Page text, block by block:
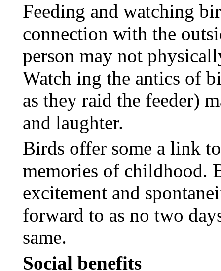
Feeding and watching
connection with the
person may not
Watch ing the antics of
as they raid the feeder)
and laughter.
Birds offer some a link
memories of childhood.
excitement and
forward to as no two
same.
Social benefits